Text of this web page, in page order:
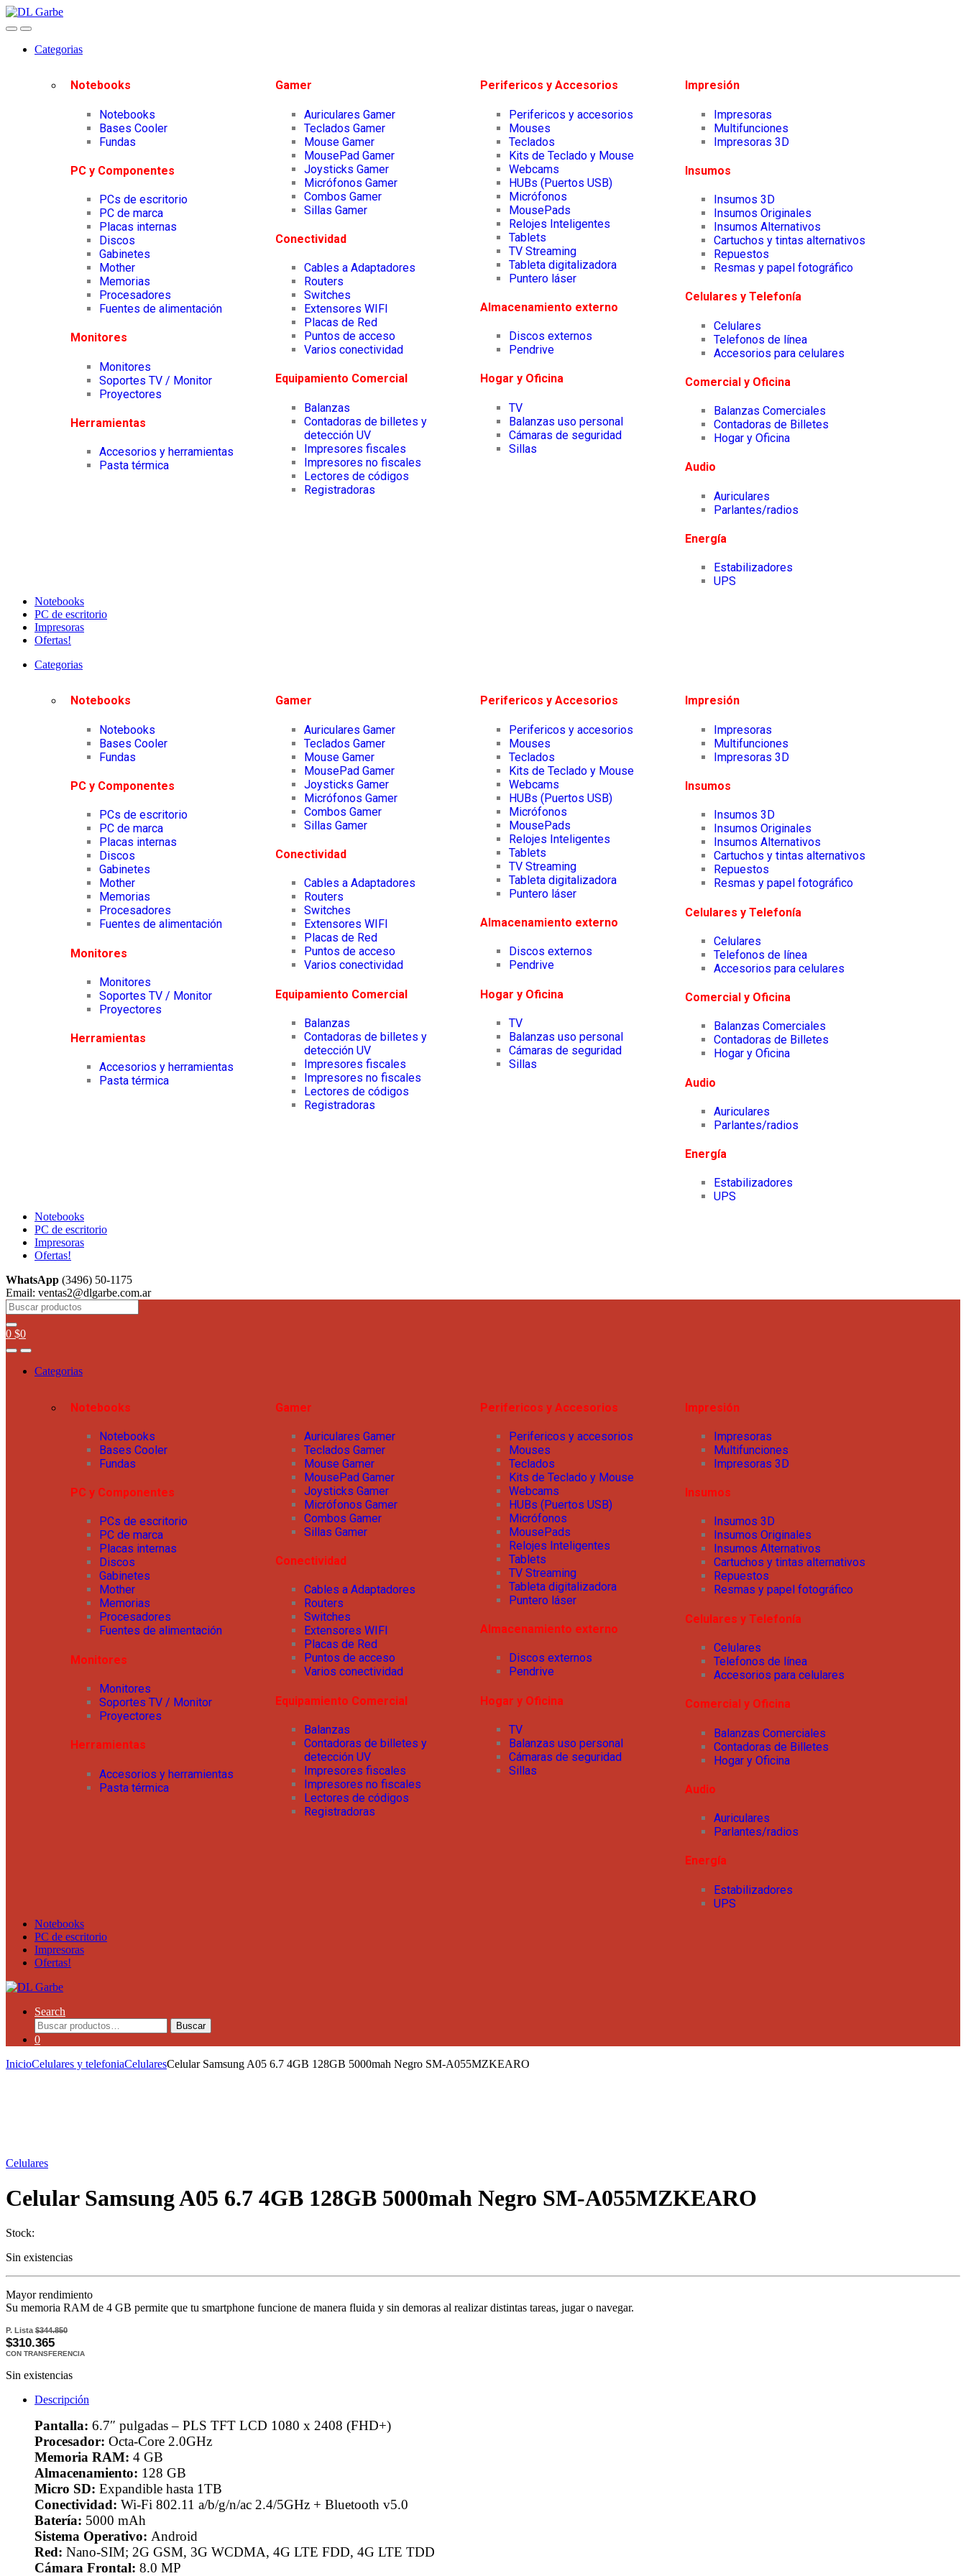
Categorias
Notebooks
Notebooks
Bases Cooler
Fundas
PC y Componentes
PCs de escritorio
PC de marca
Placas internas
Discos
Gabinetes
Mother
Memorias
Procesadores
Fuentes de alimentación
Monitores
Monitores
Soportes TV / Monitor
Proyectores
Herramientas
Accesorios y herramientas
Pasta térmica
Gamer
Auriculares Gamer
Teclados Gamer
Mouse Gamer
MousePad Gamer
Joysticks Gamer
Micrófonos Gamer
Combos Gamer
Sillas Gamer
Conectividad
Cables a Adaptadores
Routers
Switches
Extensores WIFI
Placas de Red
Puntos de acceso
Varios conectividad
Equipamiento Comercial
Balanzas
Contadoras de billetes y
detección UV
Impresores fiscales
Impresores no fiscales
Lectores de códigos
Registradoras
Perifericos y Accesorios
Perifericos y accesorios
Mouses
Teclados
Kits de Teclado y Mouse
Webcams
HUBs (Puertos USB)
Micrófonos
MousePads
Relojes Inteligentes
Tablets
TV Streaming
Tableta digitalizadora
Puntero láser
Almacenamiento externo
Discos externos
Pendrive
Hogar y Oficina
TV
Balanzas uso personal
Cámaras de seguridad
Sillas
Impresión
Impresoras
Multifunciones
Impresoras 3D
Insumos
Insumos 3D
Insumos Originales
Insumos Alternativos
Cartuchos y tintas alternativos
Repuestos
Resmas y papel fotográfico
Celulares y Telefonía
Celulares
Telefonos de línea
Accesorios para celulares
Comercial y Oficina
Balanzas Comerciales
Contadoras de Billetes
Hogar y Oficina
Audio
Auriculares
Parlantes/radios
Energía
Estabilizadores
UPS
Notebooks
PC de escritorio
Impresoras
Ofertas!
Categorias
Notebooks
Notebooks
Bases Cooler
Fundas
PC y Componentes
PCs de escritorio
PC de marca
Placas internas
Discos
Gabinetes
Mother
Memorias
Procesadores
Fuentes de alimentación
Monitores
Monitores
Soportes TV / Monitor
Proyectores
Herramientas
Accesorios y herramientas
Pasta térmica
Gamer
Auriculares Gamer
Teclados Gamer
Mouse Gamer
MousePad Gamer
Joysticks Gamer
Micrófonos Gamer
Combos Gamer
Sillas Gamer
Conectividad
Cables a Adaptadores
Routers
Switches
Extensores WIFI
Placas de Red
Puntos de acceso
Varios conectividad
Equipamiento Comercial
Balanzas
Contadoras de billetes y
detección UV
Impresores fiscales
Impresores no fiscales
Lectores de códigos
Registradoras
Perifericos y Accesorios
Perifericos y accesorios
Mouses
Teclados
Kits de Teclado y Mouse
Webcams
HUBs (Puertos USB)
Micrófonos
MousePads
Relojes Inteligentes
Tablets
TV Streaming
Tableta digitalizadora
Puntero láser
Almacenamiento externo
Discos externos
Pendrive
Hogar y Oficina
TV
Balanzas uso personal
Cámaras de seguridad
Sillas
Impresión
Impresoras
Multifunciones
Impresoras 3D
Insumos
Insumos 3D
Insumos Originales
Insumos Alternativos
Cartuchos y tintas alternativos
Repuestos
Resmas y papel fotográfico
Celulares y Telefonía
Celulares
Telefonos de línea
Accesorios para celulares
Comercial y Oficina
Balanzas Comerciales
Contadoras de Billetes
Hogar y Oficina
Audio
Auriculares
Parlantes/radios
Energía
Estabilizadores
UPS
Notebooks
PC de escritorio
Impresoras
Ofertas!
WhatsApp (3496) 50-1175
Email: ventas2@dlgarbe.com.ar
0 $0
Categorias
Notebooks
Notebooks
Bases Cooler
Fundas
PC y Componentes
PCs de escritorio
PC de marca
Placas internas
Discos
Gabinetes
Mother
Memorias
Procesadores
Fuentes de alimentación
Monitores
Monitores
Soportes TV / Monitor
Proyectores
Herramientas
Accesorios y herramientas
Pasta térmica
Gamer
Auriculares Gamer
Teclados Gamer
Mouse Gamer
MousePad Gamer
Joysticks Gamer
Micrófonos Gamer
Combos Gamer
Sillas Gamer
Conectividad
Cables a Adaptadores
Routers
Switches
Extensores WIFI
Placas de Red
Puntos de acceso
Varios conectividad
Equipamiento Comercial
Balanzas
Contadoras de billetes y
detección UV
Impresores fiscales
Impresores no fiscales
Lectores de códigos
Registradoras
Perifericos y Accesorios
Perifericos y accesorios
Mouses
Teclados
Kits de Teclado y Mouse
Webcams
HUBs (Puertos USB)
Micrófonos
MousePads
Relojes Inteligentes
Tablets
TV Streaming
Tableta digitalizadora
Puntero láser
Almacenamiento externo
Discos externos
Pendrive
Hogar y Oficina
TV
Balanzas uso personal
Cámaras de seguridad
Sillas
Impresión
Impresoras
Multifunciones
Impresoras 3D
Insumos
Insumos 3D
Insumos Originales
Insumos Alternativos
Cartuchos y tintas alternativos
Repuestos
Resmas y papel fotográfico
Celulares y Telefonía
Celulares
Telefonos de línea
Accesorios para celulares
Comercial y Oficina
Balanzas Comerciales
Contadoras de Billetes
Hogar y Oficina
Audio
Auriculares
Parlantes/radios
Energía
Estabilizadores
UPS
Notebooks
PC de escritorio
Impresoras
Ofertas!
Search
Buscar
0
InicioCelulares y telefoniaCelularesCelular Samsung A05 6.7 4GB 128GB 5000mah Negro SM-A055MZKEARO
Celulares
Celular Samsung A05 6.7 4GB 128GB 5000mah Negro SM-A055MZKEARO
Stock:
Sin existencias
Mayor rendimiento
Su memoria RAM de 4 GB permite que tu smartphone funcione de manera fluida y sin demoras al realizar distintas tareas, jugar o navegar.
P. Lista$344.850
$310.365
CON TRANSFERENCIA
Sin existencias
Descripción
Pantalla: 6.7″ pulgadas – PLS TFT LCD 1080 x 2408 (FHD+)
Procesador: Octa-Core 2.0GHz
Memoria RAM: 4 GB
Almacenamiento: 128 GB
Micro SD: Expandible hasta 1TB
Conectividad: Wi-Fi 802.11 a/b/g/n/ac 2.4/5GHz + Bluetooth v5.0
Batería: 5000 mAh
Sistema Operativo: Android
Red: Nano-SIM; 2G GSM, 3G WCDMA, 4G LTE FDD, 4G LTE TDD
Cámara Frontal: 8.0 MP